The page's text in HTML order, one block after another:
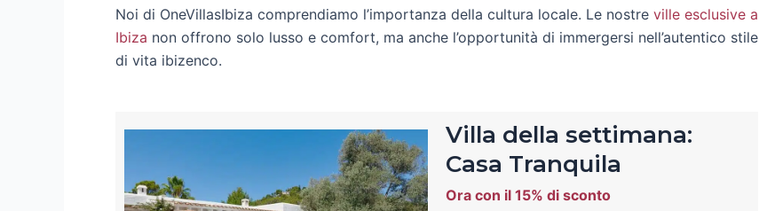
Noi di OneVillasIbiza comprendiamo l’importanza della cultura locale. Le nostre ville esclusive a
Ibiza non offrono solo lusso e comfort, ma anche l’opportunità di immergersi nell’autentico stile
di vita ibizenco.
Villa della settimana:
Casa Tranquila
Ora con il 15% di sconto